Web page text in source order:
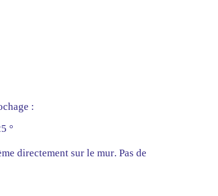
:
°
directement sur le mur. Pas de